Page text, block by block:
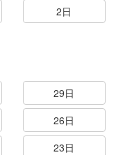
2日
29日
26日
23日